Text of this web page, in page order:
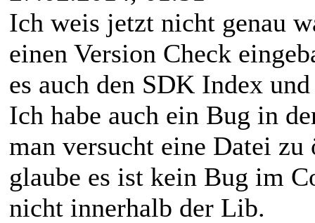
Ich weis jetzt nicht genau
einen Version Check
es auch den SDK Index
Ich habe auch ein Bug in
man versucht eine Datei
glaube es ist kein Bug im
nicht innerhalb der Lib.